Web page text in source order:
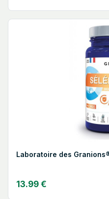
Laboratoire des
13.99 €